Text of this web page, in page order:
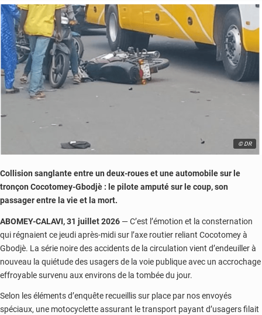
© DR
Collision sanglante entre un deux-roues et une automobile sur le
tronçon Cocotomey-Gbodjè : le pilote amputé sur le coup, son
passager entre la vie et la mort.
ABOMEY-CALAVI, 31 juillet 2026 — C’est l’émotion et la consternation
qui régnaient ce jeudi après-midi sur l’axe routier reliant Cocotomey à
Gbodjè. La série noire des accidents de la circulation vient d’endeuiller à
nouveau la quiétude des usagers de la voie publique avec un accrochage
effroyable survenu aux environs de la tombée du jour.
Selon les éléments d’enquête recueillis sur place par nos envoyés
spéciaux, une motocyclette assurant le transport payant d’usagers filait